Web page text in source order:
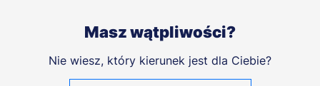
Masz wątpliwości?
Nie wiesz, który kierunek jest dla Ciebie?